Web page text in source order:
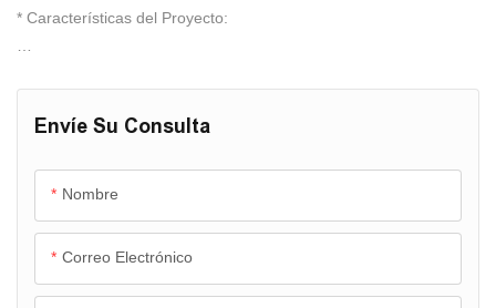
Envíe Su Consulta
Nombre
Correo Electrónico
ICESTA
* Características del Proyecto:
marcha del sistema en el contenedor tras las pruebas completas.
tuberías, el agua y la electricidad, lo cual resulta muy eficiente y
2. Sistema de control inteligente con pantalla táctil, toda la
entrada de agua, fabricación de hielo, almacenamiento de hielo,